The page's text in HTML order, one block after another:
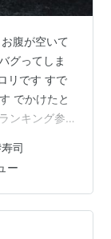
腹が空いて
グってしま
リです すで
でかけたと
ンキング参
寿司
ー